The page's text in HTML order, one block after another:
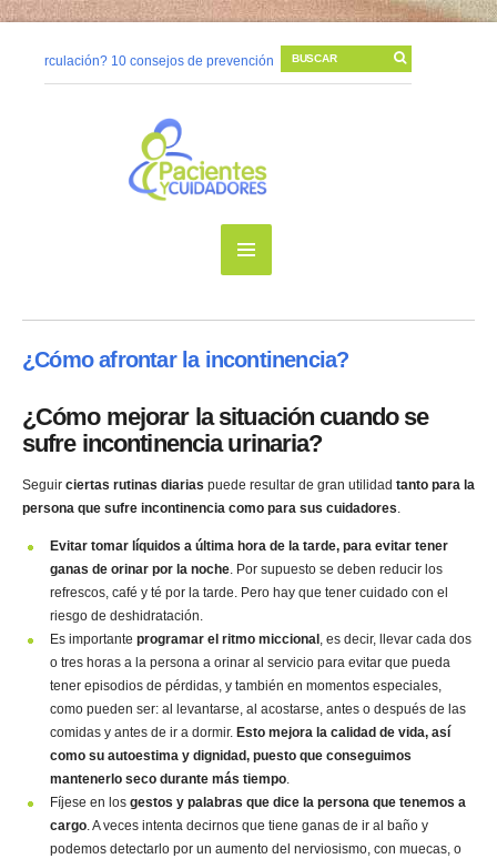
circulación? 10 consejos de prevención 06/11/2014 |
Cambios
prevenir una úlcera por presión?
10/05/2014 |La higiene de manos
¿Cómo afrontar la incontinencia?
¿Cómo mejorar la situación cuando se
sufre incontinencia urinaria?
Seguir ciertas rutinas diarias puede resultar de gran utilidad tanto para la
persona que sufre incontinencia como para sus cuidadores.
Evitar tomar líquidos a última hora de la tarde, para evitar tener
ganas de orinar por la noche. Por supuesto se deben reducir los
refrescos, café y té por la tarde. Pero hay que tener cuidado con el
riesgo de deshidratación.
Es importante programar el ritmo miccional , es decir, llevar cada dos
o tres horas a la persona a orinar al servicio para evitar que pueda
tener episodios de pérdidas, y también en momentos especiales,
como pueden ser: al levantarse, al acostarse, antes o después de las
comidas y antes de ir a dormir. Esto mejora la calidad de vida, así
como su autoestima y dignidad, puesto que conseguimos
mantenerlo seco durante más tiempo.
Fíjese en los gestos y palabras que dice la persona que tenemos a
cargo. A veces intenta decirnos que tiene ganas de ir al baño y
podemos detectarlo por un aumento del nerviosismo, con muecas, o